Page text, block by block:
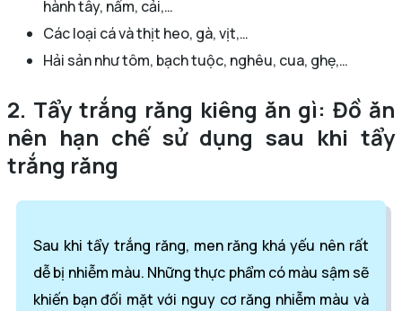
hành tây, nấm, cải,…
Các loại cá và thịt heo, gà, vịt,…
Hải sản như tôm, bạch tuộc, nghêu, cua, ghẹ,…
2. Tẩy trắng răng kiêng ăn gì: Đồ ăn
nên hạn chế sử dụng sau khi tẩy
trắng răng
Sau khi tẩy trắng răng, men răng khá yếu nên rất
dễ bị nhiễm màu. Những thực phẩm có màu sậm sẽ
khiến bạn đối mặt với nguy cơ răng nhiễm màu và